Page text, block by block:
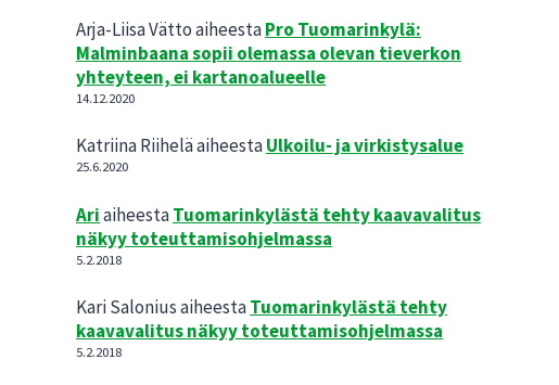
Arja-Liisa VättoaiheestaPro Tuomarinkylä:
Malminbaana sopii olemassa olevan tieverkon
yhteyteen, ei kartanoalueelle
14.12.2020
Katriina RiiheläaiheestaUlkoilu- ja virkistysalue
25.6.2020
AriaiheestaTuomarinkylästä tehty kaavavalitus
näkyy toteuttamisohjelmassa
5.2.2018
Kari SaloniusaiheestaTuomarinkylästä tehty
kaavavalitus näkyy toteuttamisohjelmassa
5.2.2018